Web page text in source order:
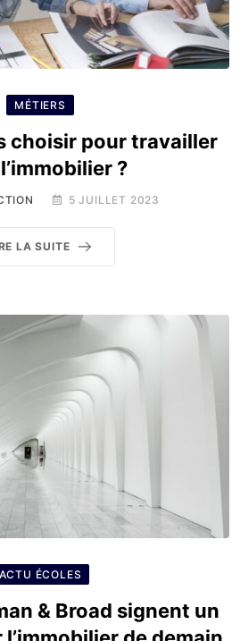
MÉTIERS
choisir pour travailler
?
5 JUILLET 2023
LA SUITE
ACTU ÉCOLES
& Broad signent un